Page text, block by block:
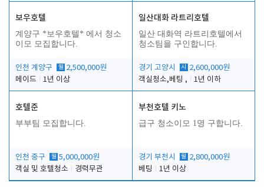
보우호텔
계양구 *보우호텔* 에서 청소
이모 모집합니다.
인천 계양구 월 2,500,000원
메이드
1년 이상
일산대화 라트리호텔
일산 대화역 라트리호텔에서
청소팀을 구인합니다.
경기 고양시 시
2,600,000원
객실청소,베팅 ,
1년 이하
호텔준
부부팀 모집합니다.
인천 중구 월 5,000,000원
객실 및 호텔청소
경력무관
부천호텔 키노
급구 청소이모 1명 구합니다.
경기 부천시 월 2,800,000원
베팅
1년 이상